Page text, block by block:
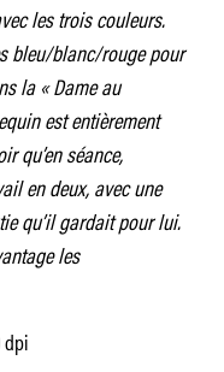
les trois couleurs.
bleu/blanc/rouge pour
la « Dame au
est entièrement
qu’en séance,
en deux, avec une
qu’il gardait pour lui.
les